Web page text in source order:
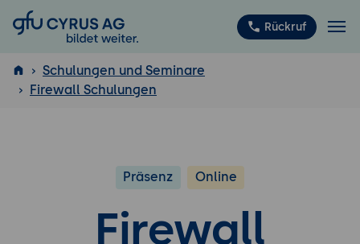
GFU Cyrus AG Rückruf
ISTQB
Schulungen und Seminare
Firewall Schulungen
Präsenz Online
Firewall